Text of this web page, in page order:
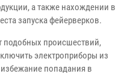
а также нахождении в
запуска фейерверков.
подобных происшествий,
электроприборы из
попадания в